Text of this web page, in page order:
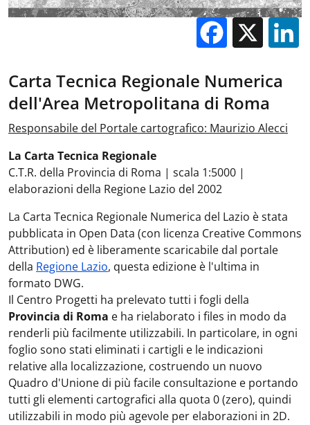
X
Carta Tecnica Regionale Numerica
dell'Area Metropolitana di Roma
Responsabile del Portale cartografico: Maurizio Alecci
La Carta Tecnica Regionale
C.T.R. della Provincia di Roma | scala 1:5000 |
elaborazioni della Regione Lazio del 2002
La Carta Tecnica Regionale Numerica del Lazio è stata
pubblicata in Open Data (con licenza Creative Commons
Attribution) ed è liberamente scaricabile dal portale
della Regione Lazio, questa edizione è l'ultima in
formato DWG.
Il Centro Progetti ha prelevato tutti i fogli della
Provincia di Roma e ha rielaborato i files in modo da
renderli più facilmente utilizzabili. In particolare, in ogni
foglio sono stati eliminati i cartigli e le indicazioni
relative alla localizzazione, costruendo un nuovo
Quadro d'Unione di più facile consultazione e portando
tutti gli elementi cartografici alla quota 0 (zero), quindi
utilizzabili in modo più agevole per elaborazioni in 2D.